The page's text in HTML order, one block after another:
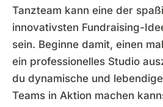
Tanzteam kann eine der
innovativsten Fundraising-
sein. Beginne damit, einen
ein professionelles Studio
du dynamische und
Teams in Aktion machen